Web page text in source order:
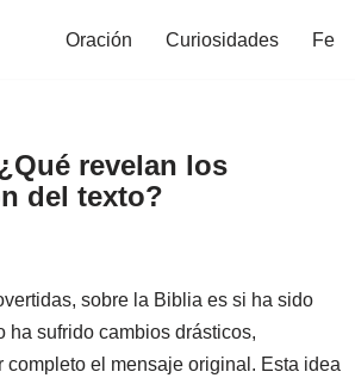
Oración Curiosidades Fe
revelan los
del texto?
sobre la Biblia es si ha sido
ha sufrido cambios drásticos,
el mensaje original. Esta idea